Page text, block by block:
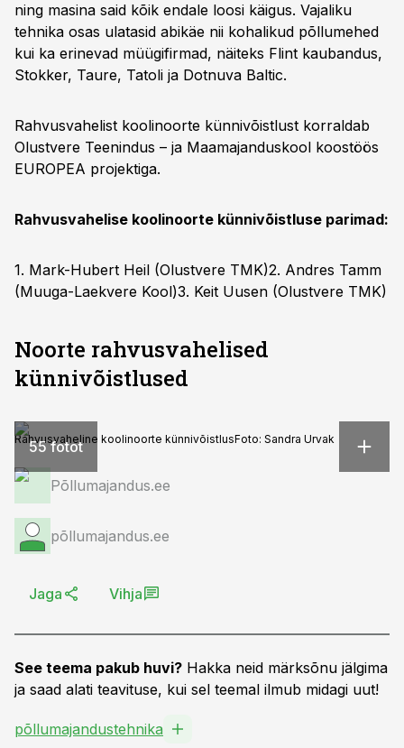
ning masina said kõik endale loosi käigus. Vajaliku
tehnika osas ulatasid abikäe nii kohalikud põllumehed
kui ka erinevad müügifirmad, näiteks Flint kaubandus,
Stokker, Taure, Tatoli ja Dotnuva Baltic.
Rahvusvahelist koolinoorte künnivõistlust korraldab
Olustvere Teenindus – ja Maamajanduskool koostöös
EUROPEA projektiga.
Rahvusvahelise koolinoorte künnivõistluse parimad:
1. Mark-Hubert Heil (Olustvere TMK)2. Andres Tamm
(Muuga-Laekvere Kool)3. Keit Uusen (Olustvere TMK)
Noorte rahvusvahelised
künnivõistlused
55 fotot
Rahvusvaheline koolinoorte künnivõistlusFoto: Sandra Urvak
Põllumajandus.ee
põllumajandus.ee
Jaga Vihja
See teema pakub huvi? Hakka neid märksõnu jälgima
ja saad alati teavituse, kui sel teemal ilmub midagi uut!
põllumajandustehnika